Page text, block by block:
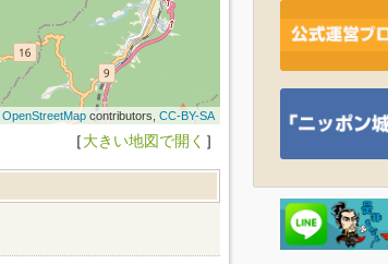
OpenStreetMapcontributors, CC-BY-SA
［大きい地図で開く ］